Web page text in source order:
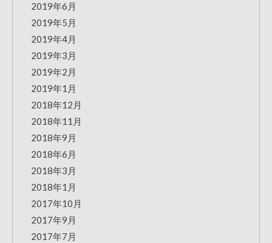
2019年6月
2019年5月
2019年4月
2019年3月
2019年2月
2019年1月
2018年12月
2018年11月
2018年9月
2018年6月
2018年3月
2018年1月
2017年10月
2017年9月
2017年7月